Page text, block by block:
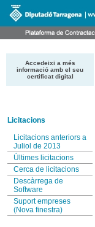
Accedeixi a més
informació amb el seu
certificat digital
Licitacions
Licitacions anteriors a
Juliol de 2013
Últimes licitacions
Cerca de licitacions
Descàrrega de
Software
Suport empreses
(Nova finestra)